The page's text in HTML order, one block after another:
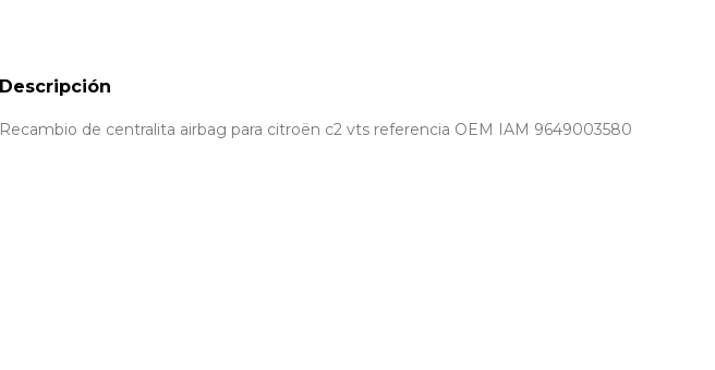
Descripción
Recambio de centralita airbag para citroën c2 vts referencia OEM IAM 9649003580